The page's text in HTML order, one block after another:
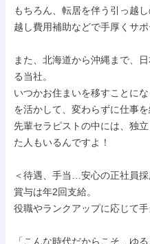
もちろん、転居を伴う引っ越
越し費用補助などで手厚くサポ
また、北海道から沖縄まで、
る当社。
いつかお住まいを移すことに
を活かして、変わらずに仕事を
先輩セラピストの中には、独
た人もいるんですよ！
＜待遇、手当…安心の正社員採
賞与は年2回支給。
役職やランクアップに応じて手
「こんな時代だからこそ、ゆ